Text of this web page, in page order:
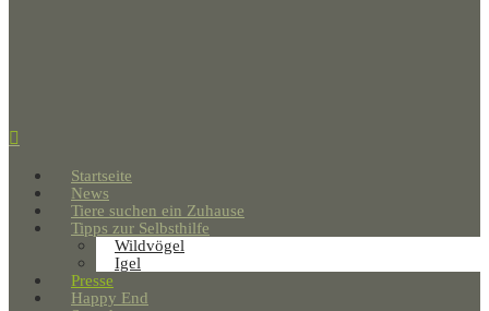
Startseite
News
Tiere suchen ein Zuhause
Tipps zur Selbsthilfe
Wildvögel
Igel
Presse
Happy End